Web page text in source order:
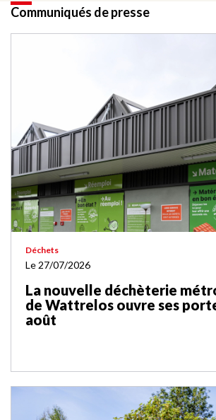
Communiqués de presse
Déchets
Le 27/07/2026
La nouvelle déchèterie
de Wattrelos ouvre ses
août